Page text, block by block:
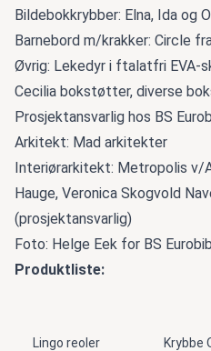
Bildebokkrybber: Elna, Ida og
Barnebord m/krakker: Circle
Øvrig: Lekedyr i ftalatfri EVA-
Cecilia bokstøtter, diverse
Prosjektansvarlig hos BS
Arkitekt: Mad arkitekter
Interiørarkitekt: Metropolis v/
Hauge, Veronica Skogvold
(prosjektansvarlig)
Foto: Helge Eek for BS Eurobib
Produktliste:
Lingo reoler
Krybbe